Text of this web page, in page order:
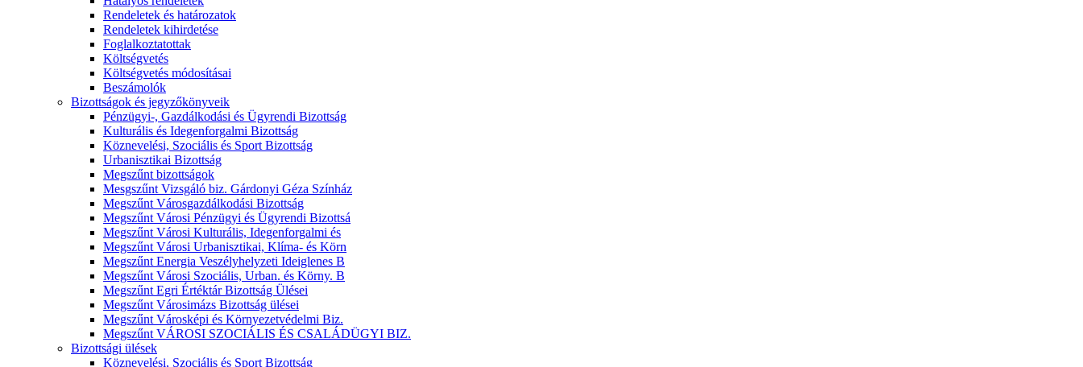
Rendeletek és határozatok
Rendeletek kihirdetése
Foglalkoztatottak
Költségvetés
Költségvetés módosításai
Beszámolók
Bizottságok és jegyzőkönyveik
Pénzügyi-, Gazdálkodási és Ügyrendi Bizottság
Kulturális és Idegenforgalmi Bizottság
Köznevelési, Szociális és Sport Bizottság
Urbanisztikai Bizottság
Megszűnt bizottságok
Mesgszűnt Vizsgáló biz. Gárdonyi Géza Színház
Megszűnt Városgazdálkodási Bizottság
Megszűnt Városi Pénzügyi és Ügyrendi Bizottsá
Megszűnt Városi Kulturális, Idegenforgalmi és
Megszűnt Városi Urbanisztikai, Klíma- és Körn
Megszűnt Energia Veszélyhelyzeti Ideiglenes B
Megszűnt Városi Szociális, Urban. és Körny. B
Megszűnt Egri Értéktár Bizottság Ülései
Megszűnt Városimázs Bizottság ülései
Megszűnt Városképi és Környezetvédelmi Biz.
Megszűnt VÁROSI SZOCIÁLIS ÉS CSALÁDÜGYI BIZ.
Bizottsági ülések
Köznevelési, Szociális és Sport Bizottság